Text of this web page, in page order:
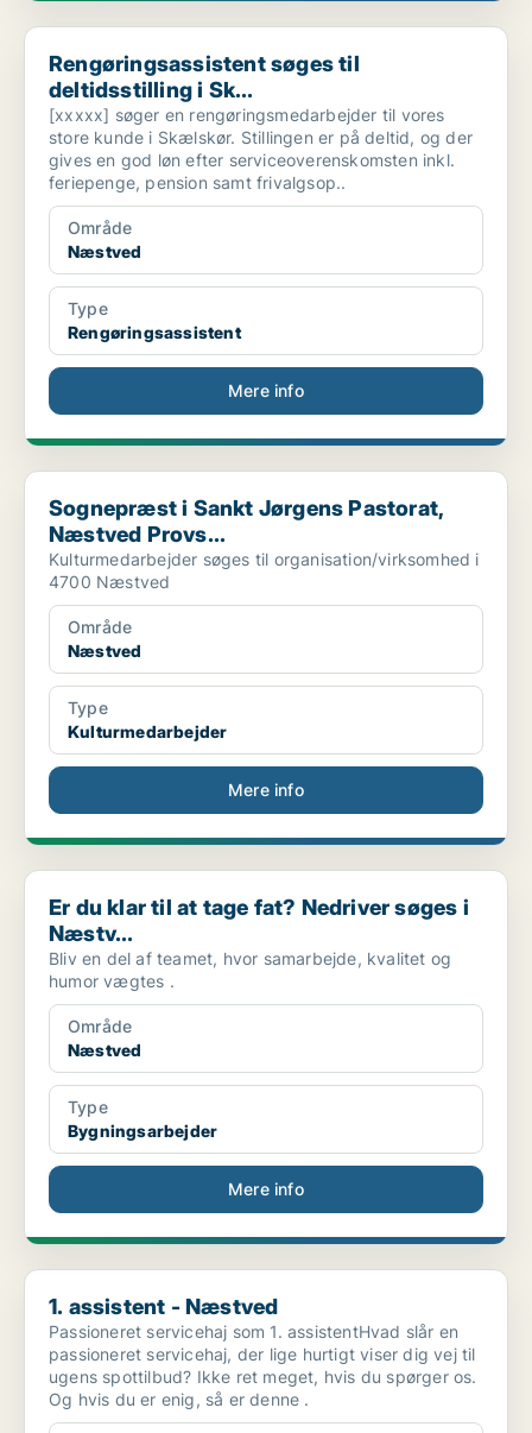
Rengøringsassistent søges til deltidsstilling i Sk...
Rengøringsassistent søges til
deltidsstilling i Sk...
[xxxxx] søger en rengøringsmedarbejder til vores
store kunde i Skælskør. Stillingen er på deltid, og der
gives en god løn efter serviceoverenskomsten inkl.
feriepenge, pension samt frivalgsop..
Område
Næstved
Type
Rengøringsassistent
Mere info
Sognepræst i Sankt Jørgens Pastorat, Næstved Provs...
Sognepræst i Sankt Jørgens Pastorat,
Næstved Provs...
Kulturmedarbejder søges til organisation/virksomhed i
4700 Næstved
Område
Næstved
Type
Kulturmedarbejder
Mere info
Er du klar til at tage fat? Nedriver søges i Næstv...
Er du klar til at tage fat? Nedriver søges i
Næstv...
Bliv en del af teamet, hvor samarbejde, kvalitet og
humor vægtes .
Område
Næstved
Type
Bygningsarbejder
Mere info
1. assistent - Næstved
1. assistent - Næstved
Passioneret servicehaj som 1. assistentHvad slår en
passioneret servicehaj, der lige hurtigt viser dig vej til
ugens spottilbud? Ikke ret meget, hvis du spørger os.
Og hvis du er enig, så er denne .